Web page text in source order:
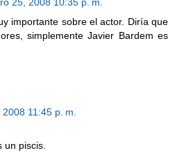
25, 2008 10:35 p. m.
importante sobre el actor. Diría que
simplemente Javier Bardem es
11:45 p. m.
un piscis.